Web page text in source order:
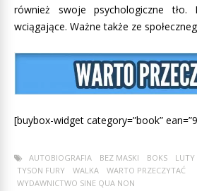
również swoje psychologiczne tło.
wciągające. Ważne także ze
[buybox-widget category=”book”
AUTOBIOGRAFIA BEZ MASKI BOKS LUTY
TYSON FURY
WALKA
WARTO PRZECZYTAĆ
WYDAWNICTWO SINE QUA NON